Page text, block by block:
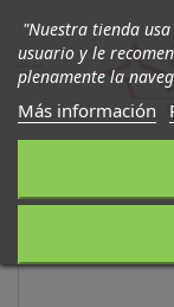

"Nuestra tienda
usuario y le
plenamente la
Más información